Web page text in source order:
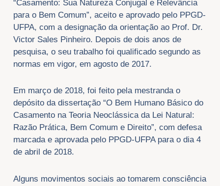
“Casamento: Sua Natureza Conjugal e Relevância
para o Bem Comum”, aceito e aprovado pelo PPGD-
UFPA, com a designação da orientação ao Prof. Dr.
Victor Sales Pinheiro. Depois de dois anos de
pesquisa, o seu trabalho foi qualificado segundo as
normas em vigor, em agosto de 2017.
Em março de 2018, foi feito pela mestranda o
depósito da dissertação “O Bem Humano Básico do
Casamento na Teoria Neoclássica da Lei Natural:
Razão Prática, Bem Comum e Direito”, com defesa
marcada e aprovada pelo PPGD-UFPA para o dia 4
de abril de 2018.
Alguns movimentos sociais ao tomarem consciência